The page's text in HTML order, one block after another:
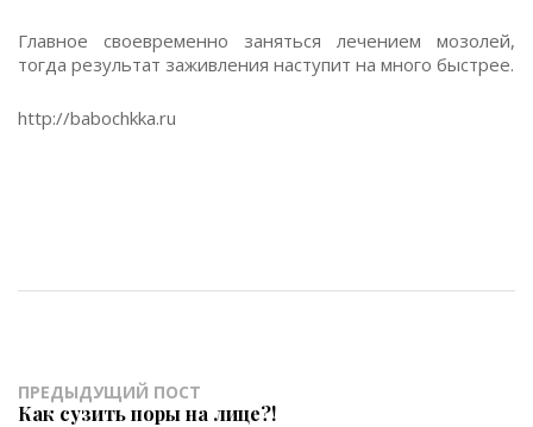
Главное своевременно заняться лечением мозолей,
тогда результат заживления наступит на много быстрее.
http://babochkka.ru
ПРЕДЫДУЩИЙ ПОСТ
Как сузить поры на лице?!